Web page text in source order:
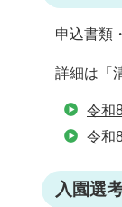
申込書類
詳細は「
令和
令和
入園選